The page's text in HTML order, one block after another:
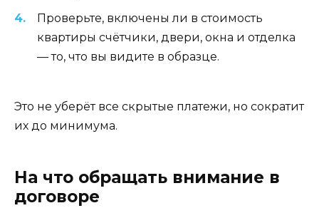
Проверьте, включены ли в стоимость
квартиры счётчики, двери, окна и отделка
— то, что вы видите в образце.
Это не уберёт все скрытые платежи, но сократит
их до минимума.
На что обращать внимание в
договоре